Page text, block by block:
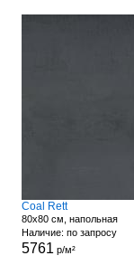
Coal Rett
80x80 см, напольная
Наличие: по запросу
5761 р/м²